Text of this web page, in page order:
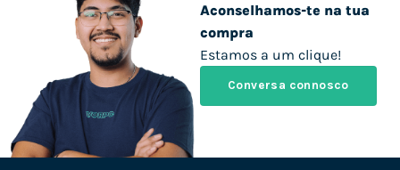
Aconselhamos-te na tua
compra
Estamos a um clique!
Conversa connosco